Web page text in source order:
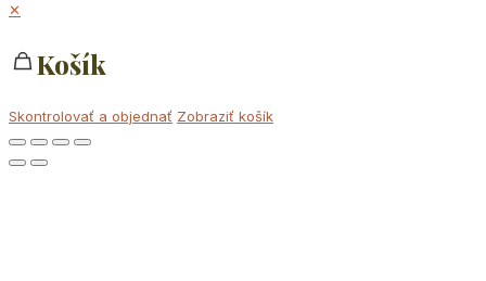
✕
Košík
Skontrolovať a objednať Zobraziť košík